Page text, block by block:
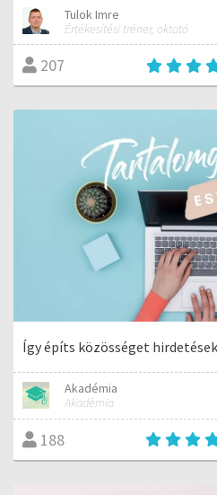
Tulok Imre
Értékesítési tréner, oktató
207
Így építs közösséget
Akadémia
Akadémia
188